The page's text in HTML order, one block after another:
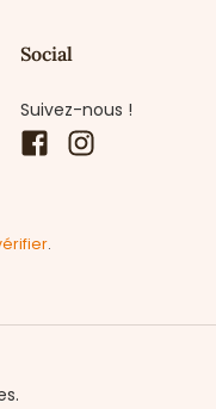
Social
Suivez-nous !
Facebook
.